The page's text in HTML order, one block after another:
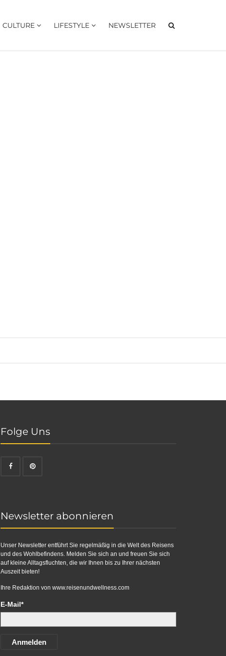
CULTURE LIFESTYLE NEWSLETTER
Folge Uns
Newsletter abonnieren
Unser Newsletter entführt Sie regelmäßig in die Welt des Reisens
und des Wohlbefindens. Melden Sie sich an und freuen Sie sich
auf kleine Alltagsfluchten, die wir Ihnen bis zu Ihrer nächsten
Auszeit bieten!
Ihre Redaktion von www.reisenundwellness.com
E-Mail*
Anmelden